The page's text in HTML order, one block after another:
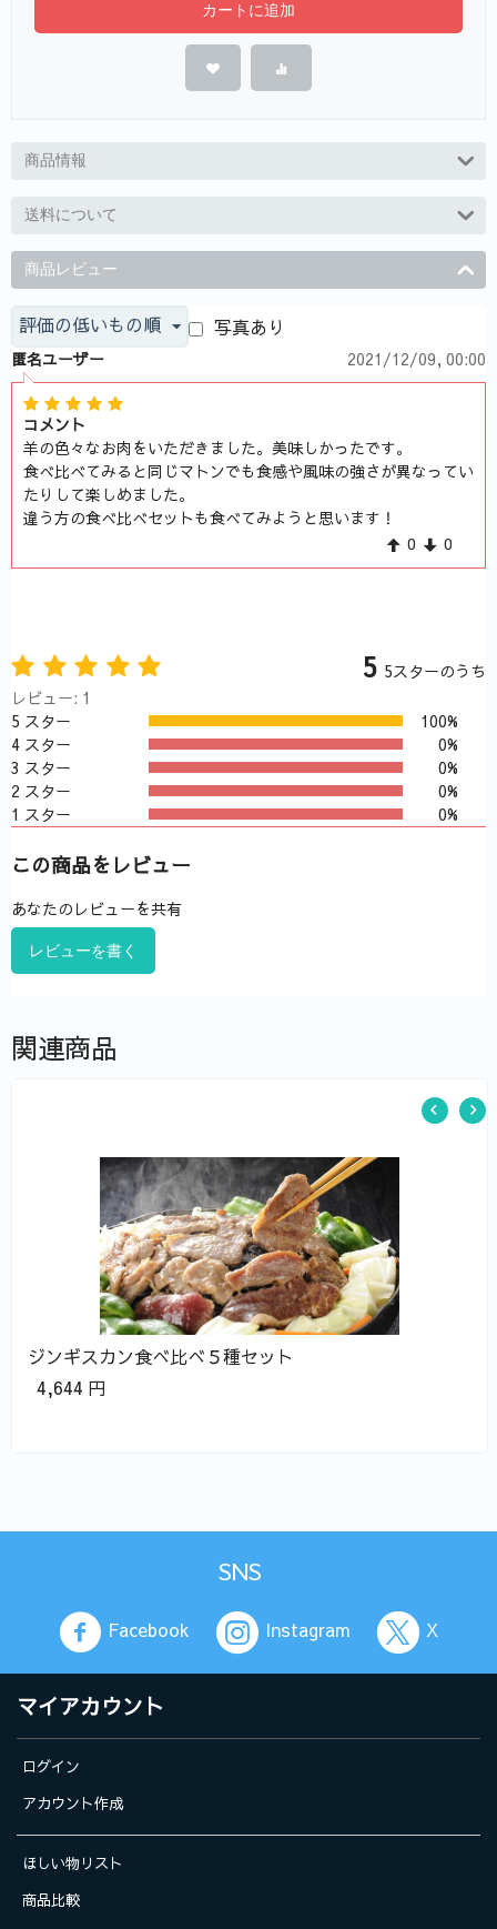
カートに追加
商品情報
送料について
商品レビュー
評価の低いもの順 写真あり
匿名ユーザー 2021/12/09, 00:00
コメント
羊の色々なお肉をいただきました。美味しかったです。
食べ比べてみると同じマトンでも食感や風味の強さが異なってい
たりして楽しめました。
違う方の食べ比べセットも食べてみようと思います！
0 0
5 5スターのうち
レビュー: 1
5 スター
100%
4 スター
0%
3 スター
0%
2 スター
0%
1 スター
0%
この商品をレビュー
あなたのレビューを共有
レビューを書く
関連商品
ジンギスカン食べ比べ５種セット
4,644 円
SNS
Facebook Instagram X
マイアカウント
ログイン
アカウント作成
ほしい物リスト
商品比較